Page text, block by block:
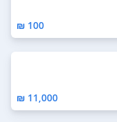
100 ₪
11,000 ₪